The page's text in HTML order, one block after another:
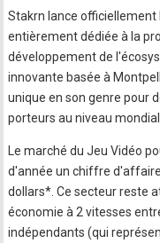
Stakrn lance
entièrement dédiée à la
développement de
innovante basée à
unique en son genre pour
porteurs au niveau
Le marché du Jeu Vidéo
d'année un chiffre
dollars*. Ce secteur reste
économie à 2 vitesses
indépendants (qui